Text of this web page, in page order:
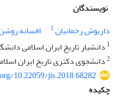
نویسندگان
داریوش رحمانیان1 افسانه
1 دانشیار تاریخ ایران اسلامی
2دانشجوی دکتری تاریخ ایران
10.22059/jis.2018.68282
چکیده